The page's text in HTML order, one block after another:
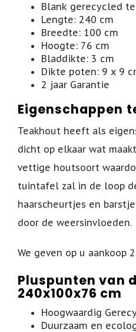
Blank gerecycled
Lengte: 240 cm
Breedte: 100 cm
Hoogte: 76 cm
Bladdikte: 3 cm
Dikte poten: 9 x 9
2 jaar Garantie
Eigenschappen
Teakhout heeft als
dicht op elkaar wat
vettige houtsoort
tuintafel zal in de loop
haarscheurtjes en
door de weersinvloeden.
We geven op u aankoop
Pluspunten van
240x100x76 cm
Hoogwaardig
Duurzaam en